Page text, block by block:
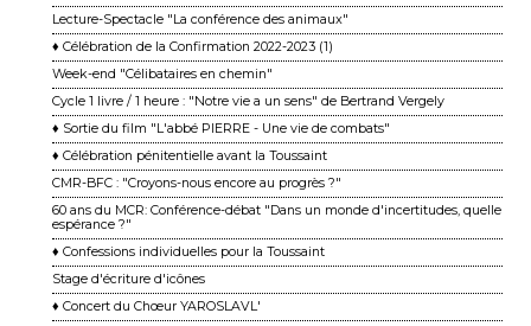
Lecture-Spectacle "La conférence des animaux"
♦ Célébration de la Confirmation 2022-2023 (1)
Week-end "Célibataires en chemin"
Cycle 1 livre / 1 heure : "Notre vie a un sens" de Bertrand Vergely
♦ Sortie du film "L'abbé PIERRE - Une vie de combats"
♦ Célébration pénitentielle avant la Toussaint
CMR-BFC : "Croyons-nous encore au progrès ?"
60 ans du MCR: Conférence-débat "Dans un monde d'incertitudes, quelle
espérance ?"
♦ Confessions individuelles pour la Toussaint
Stage d'écriture d'icônes
♦ Concert du Chœur YAROSLAVL'